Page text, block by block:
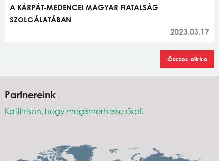
A KÁRPÁT-MEDENCEI MAGYAR FIATALSÁG
SZOLGÁLATÁBAN
2023.03.17
Összes cikke
Partnereink
Kattintson, hogy megismerhesse őket!